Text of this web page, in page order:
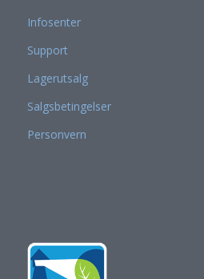
Infosenter
Support
Lagerutsalg
Salgsbetingelser
Personvern